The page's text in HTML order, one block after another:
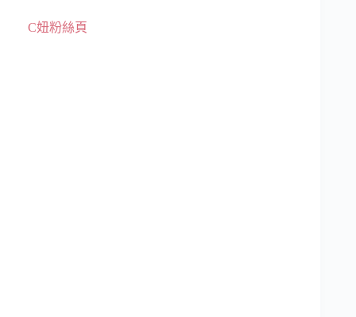
C妞粉絲頁